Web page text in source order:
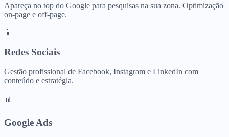
Apareça no top do Google para pesquisas na sua zona. Optimização
on-page e off-page.
📱
Redes Sociais
Gestão profissional de Facebook, Instagram e LinkedIn com
conteúdo e estratégia.
📊
Google Ads